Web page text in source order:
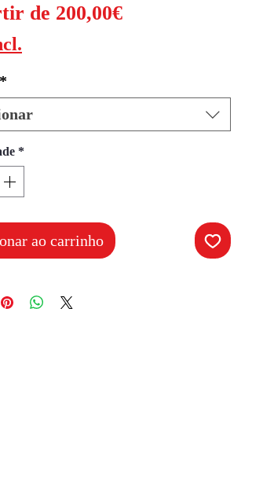
de 200,00€Preço
*
*
ao carrinho